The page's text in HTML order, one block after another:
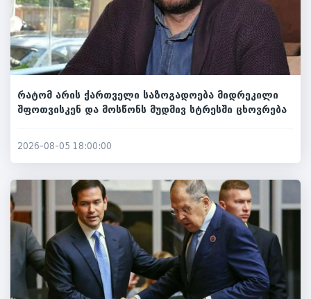
რატომ არის ქართველი საზოგადოება მიდრეკილი
შფოთვისკენ და მოსწონს მუდმივ სტრესში ცხოვრება
2026-08-05 18:00:00